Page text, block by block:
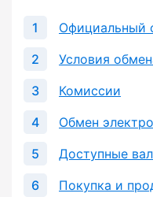
Официальный
Условия
Комиссии
Обмен
Доступные
Покупка и